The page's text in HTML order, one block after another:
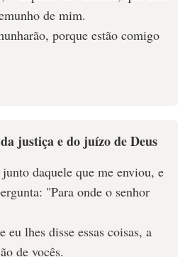
de mim.
porque estão comigo
justiça e do juízo de Deus
daquele que me enviou, e
"Para onde o senhor
eu lhes disse essas coisas, a
de vocês.